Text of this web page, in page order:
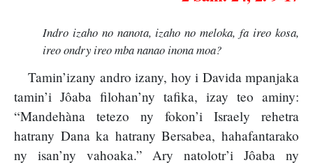
Indro izaho no nanota, izaho no meloka, fa ireo kosa,
ireo ondry ireo mba nanao inona moa?
Tamin’izany andro izany, hoy i Davida mpanjaka
tamin’i Jôaba filohan’ny tafika, izay teo aminy:
“Mandehàna tetezo ny fokon’i Israely rehetra
hatrany Dana ka hatrany Bersabea, hahafantarako
ny isan’ny vahoaka.” Ary natolotr’i Jôaba ny